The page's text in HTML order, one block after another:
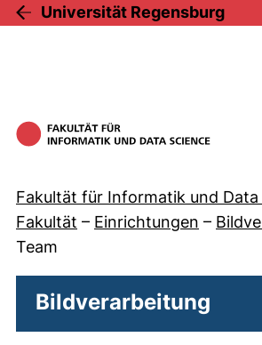
Direkt
Universität Regensburg
Fakultät für Informatik und Data
Fakultät – Einrichtungen –
Team
Bildverarbeitung